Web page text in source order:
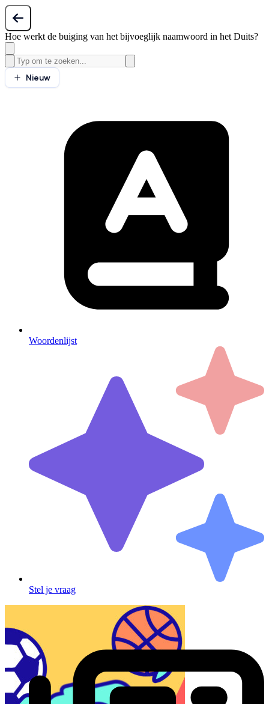
Hoe werkt de buiging van het bijvoeglijk naamwoord in het Duits?
Nieuw
Woordenlijst
Stel je vraag